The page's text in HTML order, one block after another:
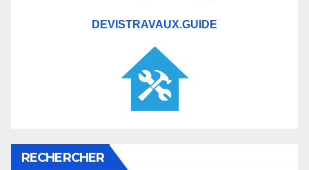
DEVISTRAVAUX.GUIDE
RECHERCHER